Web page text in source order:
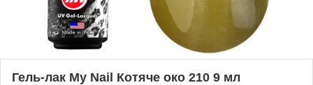
Гель-лак My Nail Котяче око 210 9 мл